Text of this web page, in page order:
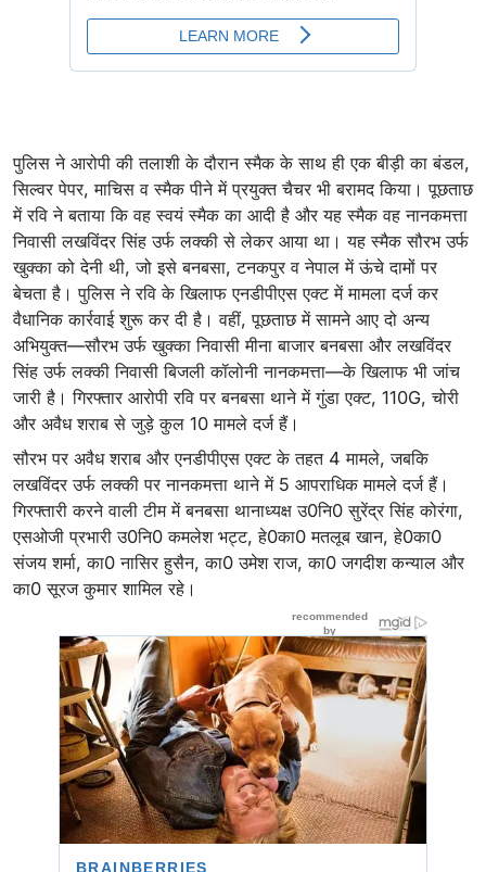
पुलिस ने आरोपी की तलाशी के दौरान स्मैक के साथ ही एक बीड़ी का बंडल,
सिल्वर पेपर, माचिस व स्मैक पीने में प्रयुक्त चैचर भी बरामद किया। पूछताछ
में रवि ने बताया कि वह स्वयं स्मैक का आदी है और यह स्मैक वह नानकमत्ता
निवासी लखविंदर सिंह उर्फ लक्की से लेकर आया था। यह स्मैक सौरभ उर्फ
खुक्का को देनी थी, जो इसे बनबसा, टनकपुर व नेपाल में ऊंचे दामों पर
बेचता है। पुलिस ने रवि के खिलाफ एनडीपीएस एक्ट में मामला दर्ज कर
वैधानिक कार्रवाई शुरू कर दी है। वहीं, पूछताछ में सामने आए दो अन्य
अभियुक्त—सौरभ उर्फ खुक्का निवासी मीना बाजार बनबसा और लखविंदर
सिंह उर्फ लक्की निवासी बिजली कॉलोनी नानकमत्ता—के खिलाफ भी जांच
जारी है। गिरफ्तार आरोपी रवि पर बनबसा थाने में गुंडा एक्ट, 110G, चोरी
और अवैध शराब से जुड़े कुल 10 मामले दर्ज हैं।
सौरभ पर अवैध शराब और एनडीपीएस एक्ट के तहत 4 मामले, जबकि
लखविंदर उर्फ लक्की पर नानकमत्ता थाने में 5 आपराधिक मामले दर्ज हैं।
गिरफ्तारी करने वाली टीम में बनबसा थानाध्यक्ष उ0नि0 सुरेंद्र सिंह कोरंगा,
एसओजी प्रभारी उ0नि0 कमलेश भट्ट, हे0का0 मतलूब खान, हे0का0
संजय शर्मा, का0 नासिर हुसैन, का0 उमेश राज, का0 जगदीश कन्याल और
का0 सूरज कुमार शामिल रहे।